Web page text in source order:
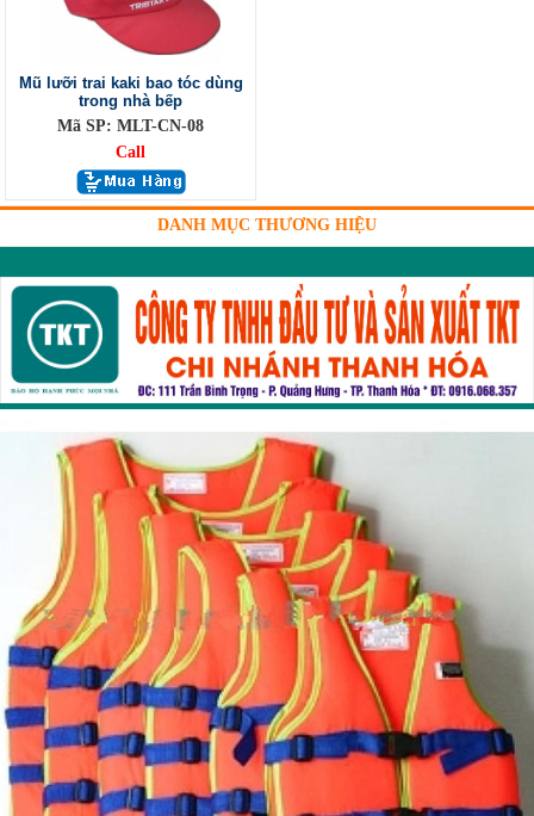
Mũ lưỡi trai kaki bao tóc dùng
trong nhà bếp
Mã SP: MLT-CN-08
Call
DANH MỤC THƯƠNG HIỆU